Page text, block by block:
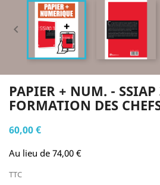

PAPIER + NUM. - SSIAP
FORMATION DES
60,00 €
Au lieu de 74,00 €
TTC